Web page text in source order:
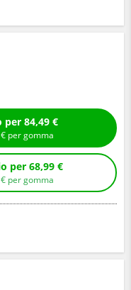
Compra con montaggio per 84,49 €
€ per gomma
Compra senza montaggio per 68,99 €
€ per gomma